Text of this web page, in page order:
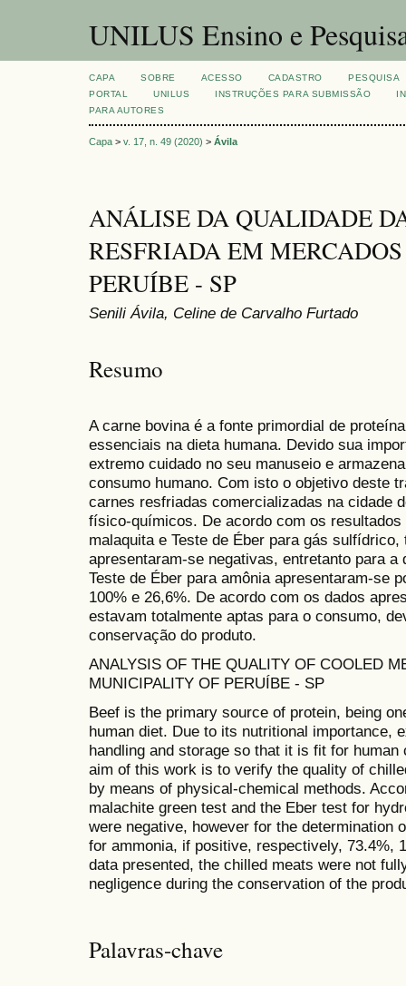
UNILUS Ensino e
CAPA SOBRE ACESSO CADASTRO
PESQUISA
PORTAL
UNILUS INSTRUÇÕES PARA SUBMISSÃO
PARA AUTORES
Capa > v. 17, n. 49 (2020) > Ávila
ANÁLISE DA QUALIDADE
RESFRIADA EM
PERUÍBE - SP
Senili Ávila, Celine de Carvalho Furtado
Resumo
A carne bovina é a fonte primordial de
essenciais na dieta humana. Devido sua
extremo cuidado no seu manuseio e
consumo humano. Com isto o objetivo deste
carnes resfriadas comercializadas na cidade
físico-químicos. De acordo com os
malaquita e Teste de Éber para gás
apresentaram-se negativas, entretanto para
Teste de Éber para amônia apresentaram-se
100% e 26,6%. De acordo com os dados
estavam totalmente aptas para o consumo,
conservação do produto.
ANALYSIS OF THE QUALITY OF COOLED
MUNICIPALITY OF PERUÍBE - SP
Beef is the primary source of protein, being
human diet. Due to its nutritional importance,
handling and storage so that it is fit for
aim of this work is to verify the quality of
by means of physical-chemical methods.
malachite green test and the Eber test for
were negative, however for the determination
for ammonia, if positive, respectively, 73.4%,
data presented, the chilled meats were not
negligence during the conservation of the
Palavras-chave